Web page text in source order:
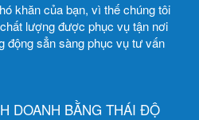
khăn của bạn, vì thế chúng tôi
lượng được phục vụ tận nơi
động sẳn sàng phục vụ tư vấn
DOANH BẰNG THÁI ĐỘ